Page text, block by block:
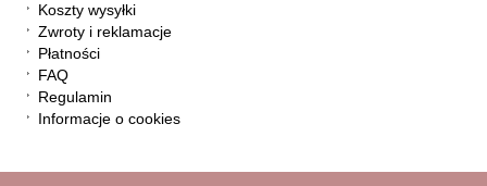
Koszty wysyłki
Zwroty i reklamacje
Płatności
FAQ
Regulamin
Informacje o cookies